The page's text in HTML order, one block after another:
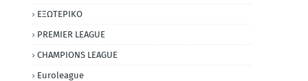
ΕΞΩΤΕΡΙΚΟ
PREMIER LEAGUE
CHAMPIONS LEAGUE
Euroleague